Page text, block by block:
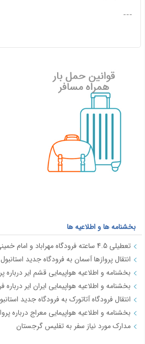
---
بخشنامه ها و اطلاعیه ها
انتقال پروازها آسمان به فرودگاه جدید استانبول از تاریخ 18
انتقال فرودگاه آتاتورک به فرودگاه جدید
مدارک مورد نیاز سفر به تفلیس گرجستان